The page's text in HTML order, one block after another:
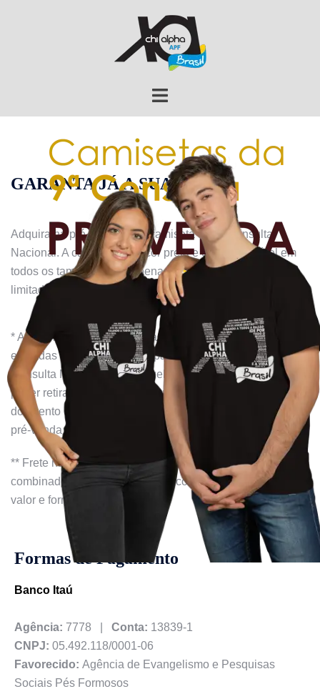
GARANTA JÁ A SUA!
Adquira na pré-venda* sua camiseta da 9ª Consulta
Nacional. A camiseta é na cor preta e está disponível em
todos os tamanhos, por apenasR$ 40,00**
limitada!
* As camisetas ficarão prontas no dia 12/04 e serão
enviadas à partir desta data para quem não for vir para a 9ª
Consulta Nacional de Evangelização Universitária e não
puder retirar com a equipe responsável durante a reunião
do evento ou o dia do evento. A data de encerramento da
pré-venda será no dia 27/03.
** Frete não incluso. A modalidade do frete será
combinado na pós-venda com o comprador, bem como o
valor e forma de pagamento.
Formas de Pagamento
Banco Itaú
Agência: 7778 | Conta: 13839-1
CNPJ: 05.492.118/0001-06
Favorecido: Agência de Evangelismo e Pesquisas
Sociais Pés Formosos